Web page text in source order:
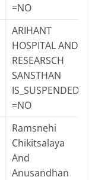
=NO
ARIHANT
HOSPITAL AND
RESEARSCH
SANSTHAN
IS_SUSPENDED
=NO
Ramsnehi
Chikitsalaya
And
Anusandhan